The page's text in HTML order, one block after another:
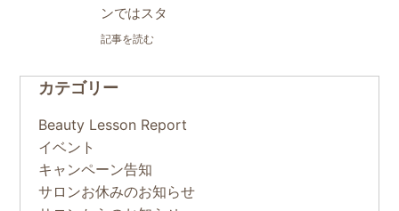
ンではスタ
記事を読む
カテゴリー
Beauty Lesson Report
イベント
キャンペーン告知
サロンお休みのお知らせ